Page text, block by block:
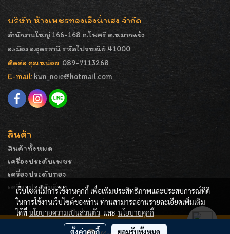
บริษัท ห้างเพชรทองเอ็งน่ำเฮง จำกัด
สำนักงานใหญ่ 166-168 ถ.โพศรี ต.หมากแข้ง
อ.เมือง จ.อุดรธานี รหัสไปรษณีย์ 41000
ติดต่อ คุณหน่อย 089-7113268
E-mail: kun_noie@hotmail.com
สินค้า
สินค้าทั้งหมด
เครื่องประดับเพชร
เครื่องประดับทอง
เครื่องประดับอื่นๆ
COPYRIGHT - ENGNAMHENG | รูปภาพมีลิขสิทธิ์ ห้ามมิให้
เว็บไซต์นี้มีการใช้งานคุกกี้ เพื่อเพิ่มประสิทธิภาพและประสบการณ์ที่ดี
ในการใช้งานเว็บไซต์ของท่าน ท่านสามารถอ่านรายละเอียดเพิ่มเติม
ได้ที่นโยบายความเป็นส่วนตัวและนโยบายคุกกี้
ตั้งค่าคุกกี้ ยอมรับทั้งหมด